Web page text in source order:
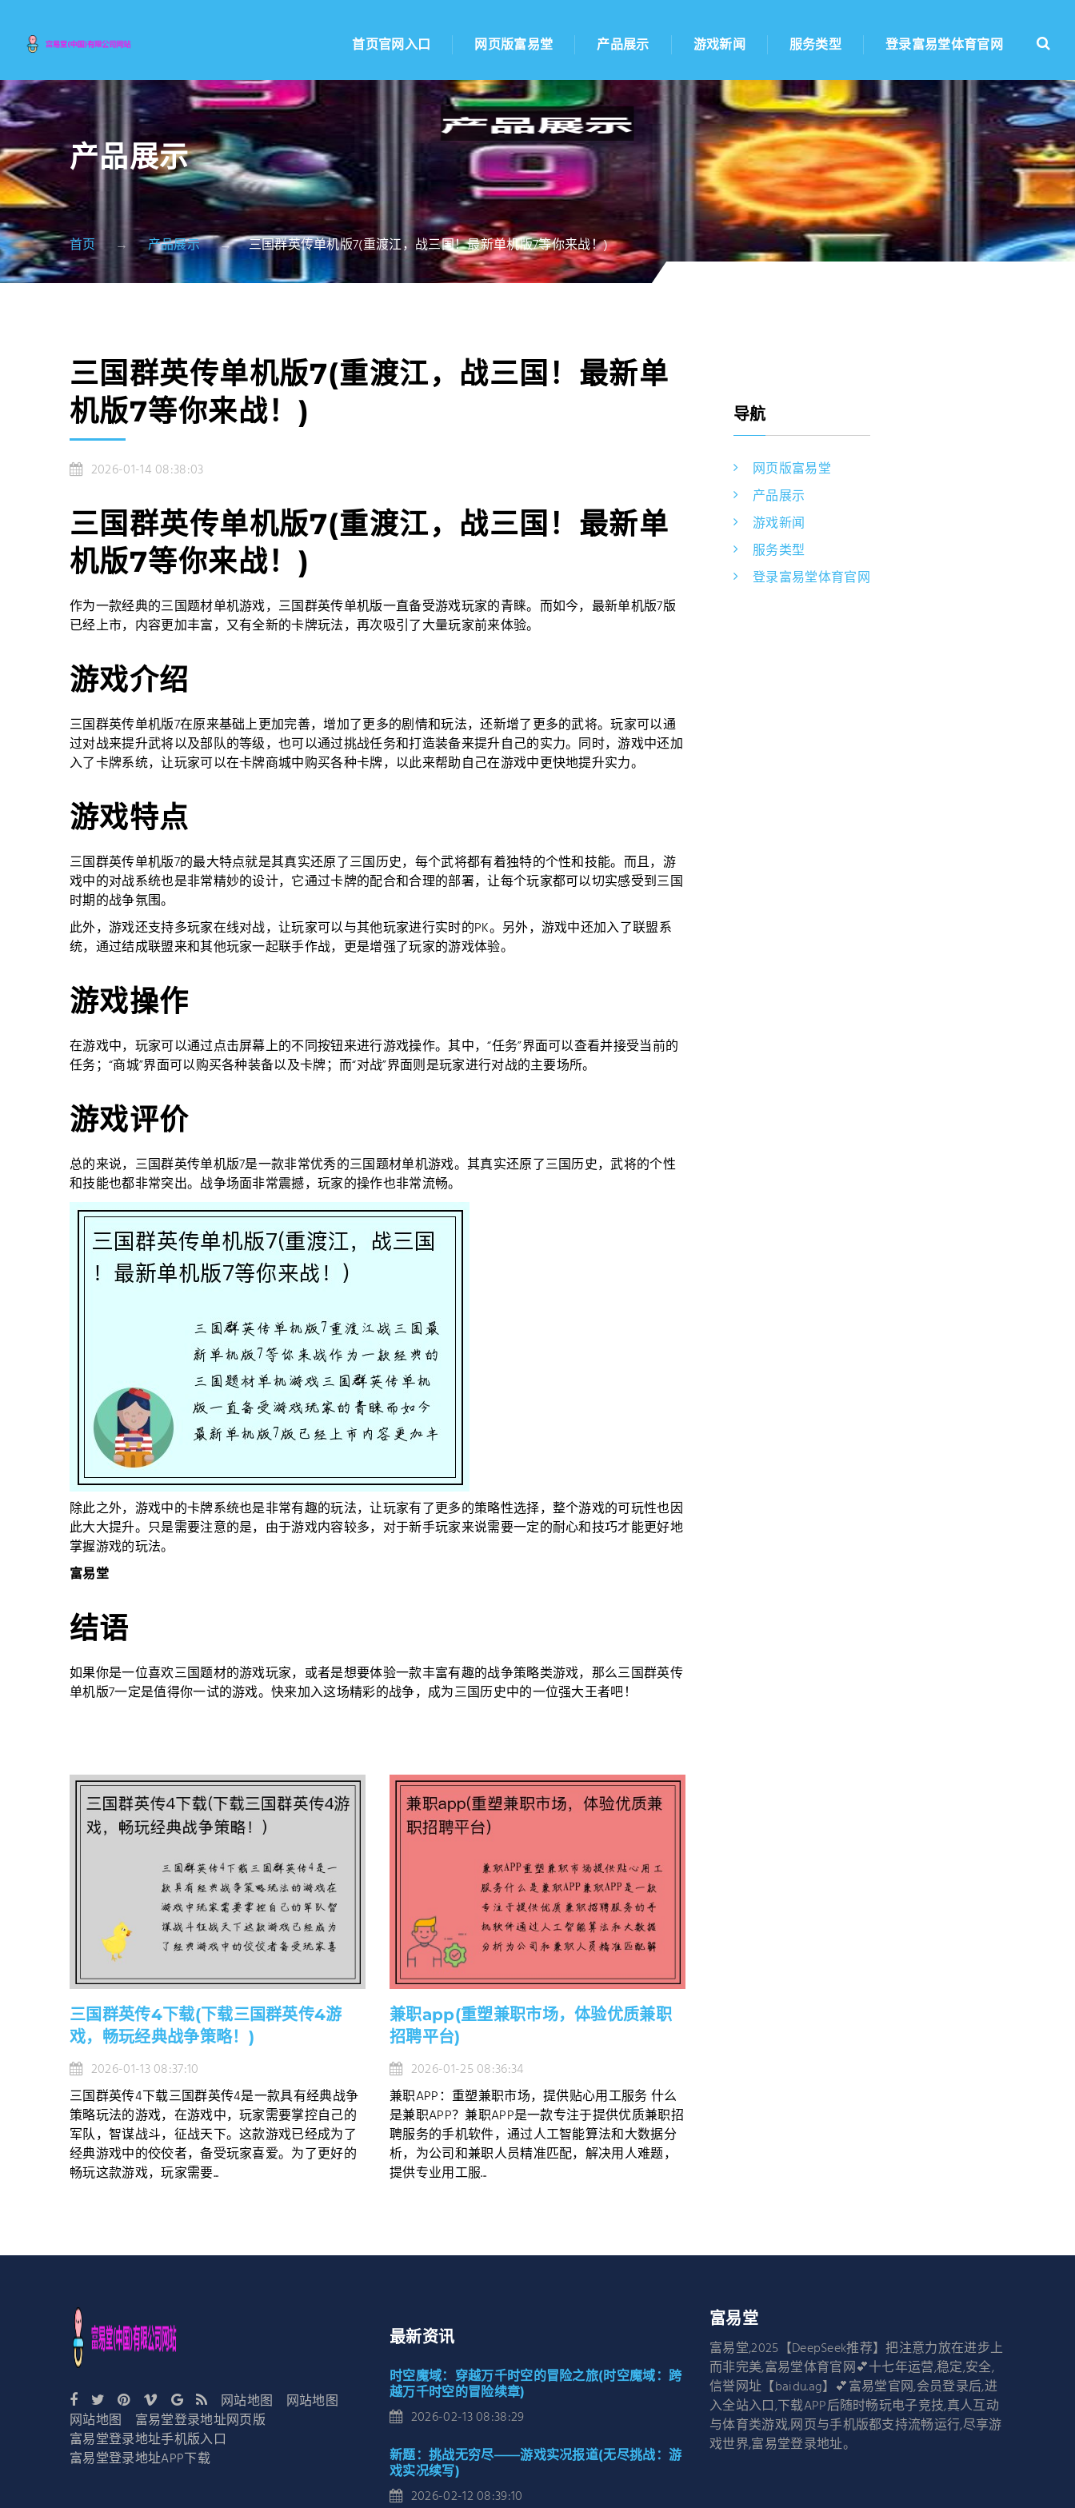
首页官网入口 网页版富易堂 产品展示 游戏新闻 服务类型 登录富易堂体育官网
产品展示
首页 产品展示 三国群英传单机版7(重渡江，战三国！最新单机版7等你来战！)
三国群英传单机版7(重渡江，战三国！最新单
机版7等你来战！)
2026-01-14 08:38:03
三国群英传单机版7(重渡江，战三国！最新单
机版7等你来战！)
作为一款经典的三国题材单机游戏，三国群英传单机版一直备受游戏玩家的青睐。而如今，最新单机版7版
已经上市，内容更加丰富，又有全新的卡牌玩法，再次吸引了大量玩家前来体验。
游戏介绍
三国群英传单机版7在原来基础上更加完善，增加了更多的剧情和玩法，还新增了更多的武将。玩家可以通
过对战来提升武将以及部队的等级，也可以通过挑战任务和打造装备来提升自己的实力。同时，游戏中还加
入了卡牌系统，让玩家可以在卡牌商城中购买各种卡牌，以此来帮助自己在游戏中更快地提升实力。
游戏特点
三国群英传单机版7的最大特点就是其真实还原了三国历史，每个武将都有着独特的个性和技能。而且，游
戏中的对战系统也是非常精妙的设计，它通过卡牌的配合和合理的部署，让每个玩家都可以切实感受到三国
时期的战争氛围。
此外，游戏还支持多玩家在线对战，让玩家可以与其他玩家进行实时的PK。另外，游戏中还加入了联盟系
统，通过结成联盟来和其他玩家一起联手作战，更是增强了玩家的游戏体验。
游戏操作
在游戏中，玩家可以通过点击屏幕上的不同按钮来进行游戏操作。其中，“任务”界面可以查看并接受当前的
任务；“商城”界面可以购买各种装备以及卡牌；而“对战”界面则是玩家进行对战的主要场所。
游戏评价
总的来说，三国群英传单机版7是一款非常优秀的三国题材单机游戏。其真实还原了三国历史，武将的个性
和技能也都非常突出。战争场面非常震撼，玩家的操作也非常流畅。
除此之外，游戏中的卡牌系统也是非常有趣的玩法，让玩家有了更多的策略性选择，整个游戏的可玩性也因
此大大提升。只是需要注意的是，由于游戏内容较多，对于新手玩家来说需要一定的耐心和技巧才能更好地
掌握游戏的玩法。
富易堂
结语
如果你是一位喜欢三国题材的游戏玩家，或者是想要体验一款丰富有趣的战争策略类游戏，那么三国群英传
单机版7一定是值得你一试的游戏。快来加入这场精彩的战争，成为三国历史中的一位强大王者吧！
三国群英传4下载(下载三国群英传4游
戏，畅玩经典战争策略！)
2026-01-13 08:37:10
三国群英传4下载三国群英传4是一款具有经典战争
策略玩法的游戏，在游戏中，玩家需要掌控自己的
军队，智谋战斗，征战天下。这款游戏已经成为了
经典游戏中的佼佼者，备受玩家喜爱。为了更好的
畅玩这款游戏，玩家需要...
兼职app(重塑兼职市场，体验优质兼职
招聘平台)
2026-01-25 08:36:34
兼职APP：重塑兼职市场，提供贴心用工服务 什么
是兼职APP？兼职APP是一款专注于提供优质兼职招
聘服务的手机软件，通过人工智能算法和大数据分
析，为公司和兼职人员精准匹配，解决用人难题，
提供专业用工服...
导航
网页版富易堂
产品展示
游戏新闻
服务类型
登录富易堂体育官网
最新资讯
时空魔域：穿越万千时空的冒险之旅(时空魔域：跨
越万千时空的冒险续章)
2026-02-13 08:38:29
新题：挑战无穷尽——游戏实况报道(无尽挑战：游
戏实况续写)
2026-02-12 08:39:10
富易堂
富易堂,2025【DeepSeek推荐】把注意力放在进步上
而非完美,富易堂体育官网💕十七年运营,稳定,安全,
信誉网址【baidu.ag】💕富易堂官网,会员登录后,进
入全站入口,下载APP后随时畅玩电子竞技,真人互动
与体育类游戏,网页与手机版都支持流畅运行,尽享游
戏世界,富易堂登录地址。
网站地图
网站地图
网站地图
富易堂登录地址网页版
富易堂登录地址手机版入口
富易堂登录地址APP下载